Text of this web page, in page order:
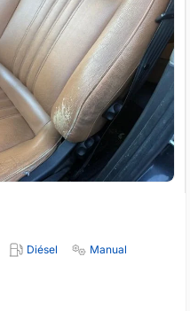
Diésel
Manual